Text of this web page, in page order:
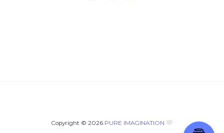
Copyright © 2026 PURE IMAGINATION